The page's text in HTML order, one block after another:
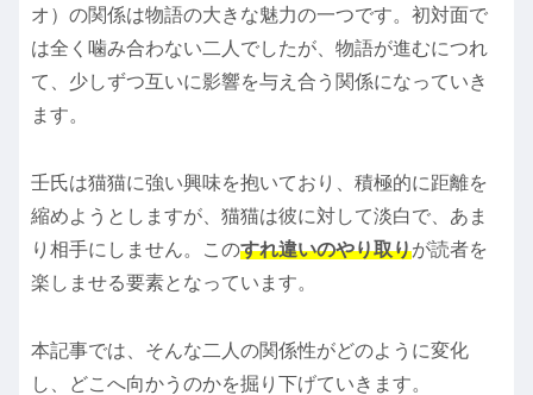
オ）の関係は物語の大きな魅力の一つです。初対面で
は全く噛み合わない二人でしたが、物語が進むにつれ
て、少しずつ互いに影響を与え合う関係になっていき
ます。
壬氏は猫猫に強い興味を抱いており、積極的に距離を
縮めようとしますが、猫猫は彼に対して淡白で、あま
り相手にしません。このすれ違いのやり取りが読者を
楽しませる要素となっています。
本記事では、そんな二人の関係性がどのように変化
し、どこへ向かうのかを掘り下げていきます。